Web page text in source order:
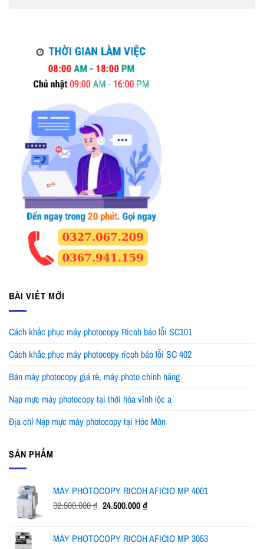
BÀI VIẾT MỚI
Cách khắc phục máy photocopy Ricoh báo lỗi SC101
Cách khắc phục máy photocopy ricoh báo lỗi SC 402
Bán máy photocopy giá rẻ, máy photo chính hãng
Nạp mực máy photocopy tại thới hòa vĩnh lộc a
Địa chỉ Nạp mực máy photocopy tại Hóc Môn
SẢN PHẨM
MÁY PHOTOCOPY RICOH AFICIO MP 4001
32.500.000₫ Giá
32.500.000 ₫.
24.500.000₫Giá
là:
MÁY PHOTOCOPY RICOH AFICIO MP 3053